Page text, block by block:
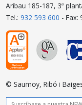
Aribau 185-187, 3ª
Tel.: 932 593 600 - Fax:
© Saumoy, Ribó i